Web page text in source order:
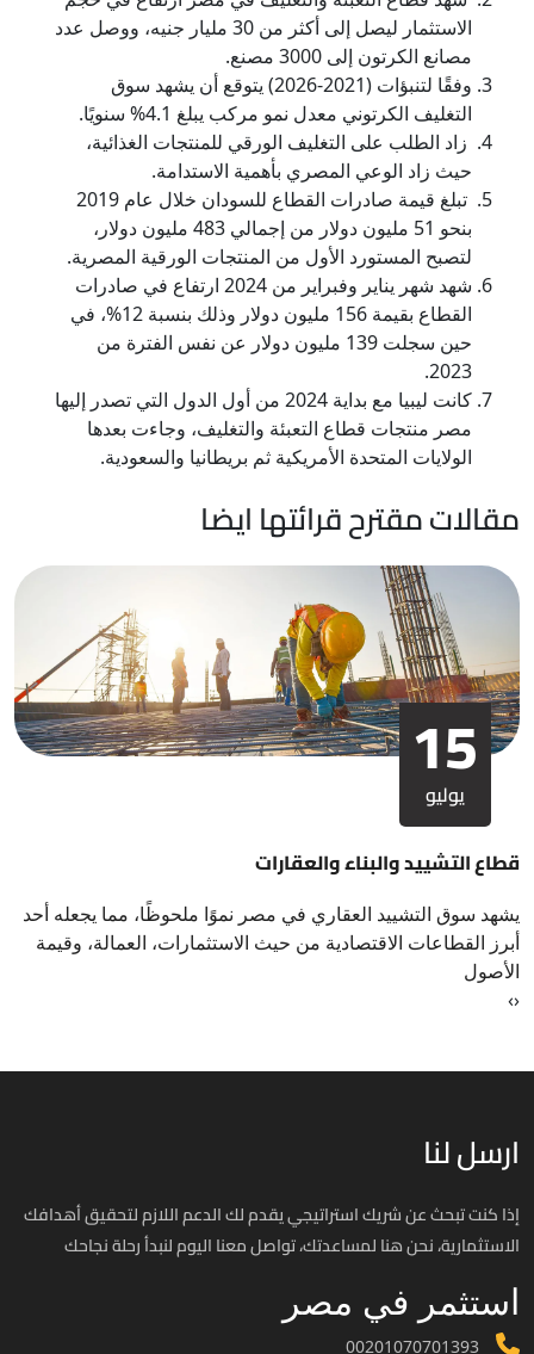
الاستثمار ليصل إلى أكثر من 30 مليار جنيه، ووصل عدد
مصانع الكرتون إلى 3000 مصنع.
وفقًا لتنبؤات (2021-2026) يتوقع أن يشهد سوق
التغليف الكرتوني معدل نمو مركب يبلغ 4.1% سنويًا.
زاد الطلب على التغليف الورقي للمنتجات الغذائية،
حيث زاد الوعي المصري بأهمية الاستدامة.
تبلغ قيمة صادرات القطاع للسودان خلال عام 2019
بنحو 51 مليون دولار من إجمالي 483 مليون دولار،
لتصبح المستورد الأول من المنتجات الورقية المصرية.
شهد شهر يناير وفبراير من 2024 ارتفاع في صادرات
القطاع بقيمة 156 مليون دولار وذلك بنسبة 12%، في
حين سجلت 139 مليون دولار عن نفس الفترة من
2023.
كانت ليبيا مع بداية 2024 من أول الدول التي تصدر إليها
مصر منتجات قطاع التعبئة والتغليف، وجاءت بعدها
الولايات المتحدة الأمريكية ثم بريطانيا والسعودية.
مقالات مقترح قرائتها ايضا
15
يوليو
قطاع التشييد والبناء والعقارات
يشهد سوق التشييد العقاري في مصر نموًا ملحوظًا، مما يجعله أحد
أبرز القطاعات الاقتصادية من حيث الاستثمارات، العمالة، وقيمة
الأصول
‹
›
ارسل لنا
إذا كنت تبحث عن شريك استراتيجي يقدم لك الدعم اللازم لتحقيق أهدافك
الاستثمارية، نحن هنا لمساعدتك، تواصل معنا اليوم لنبدأ رحلة نجاحك
استثمر في مصر
00201070701393